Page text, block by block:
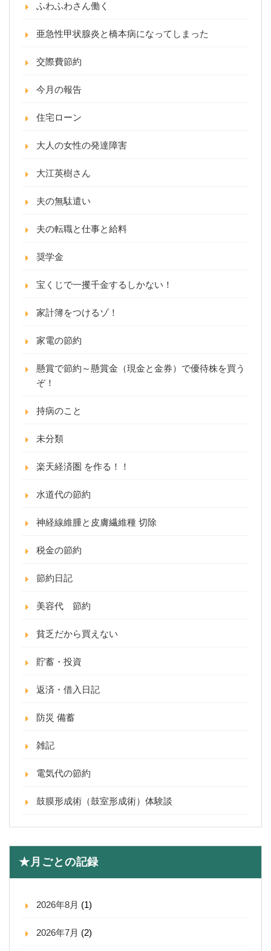
ふわふわさん働く
亜急性甲状腺炎と橋本病になってしまった
交際費節約
今月の報告
住宅ローン
大人の女性の発達障害
大江英樹さん
夫の無駄遣い
夫の転職と仕事と給料
奨学金
宝くじで一攫千金するしかない！
家計簿をつけるゾ！
家電の節約
懸賞で節約～懸賞金（現金と金券）で優待株を買う
ぞ！
持病のこと
未分類
楽天経済圏 を作る！！
水道代の節約
神経線維腫と皮膚繊維種 切除
税金の節約
節約日記
美容代 節約
貧乏だから買えない
貯蓄・投資
返済・借入日記
防災 備蓄
雑記
電気代の節約
鼓膜形成術（鼓室形成術）体験談
★月ごとの記録
2026年8月 (1)
2026年7月 (2)